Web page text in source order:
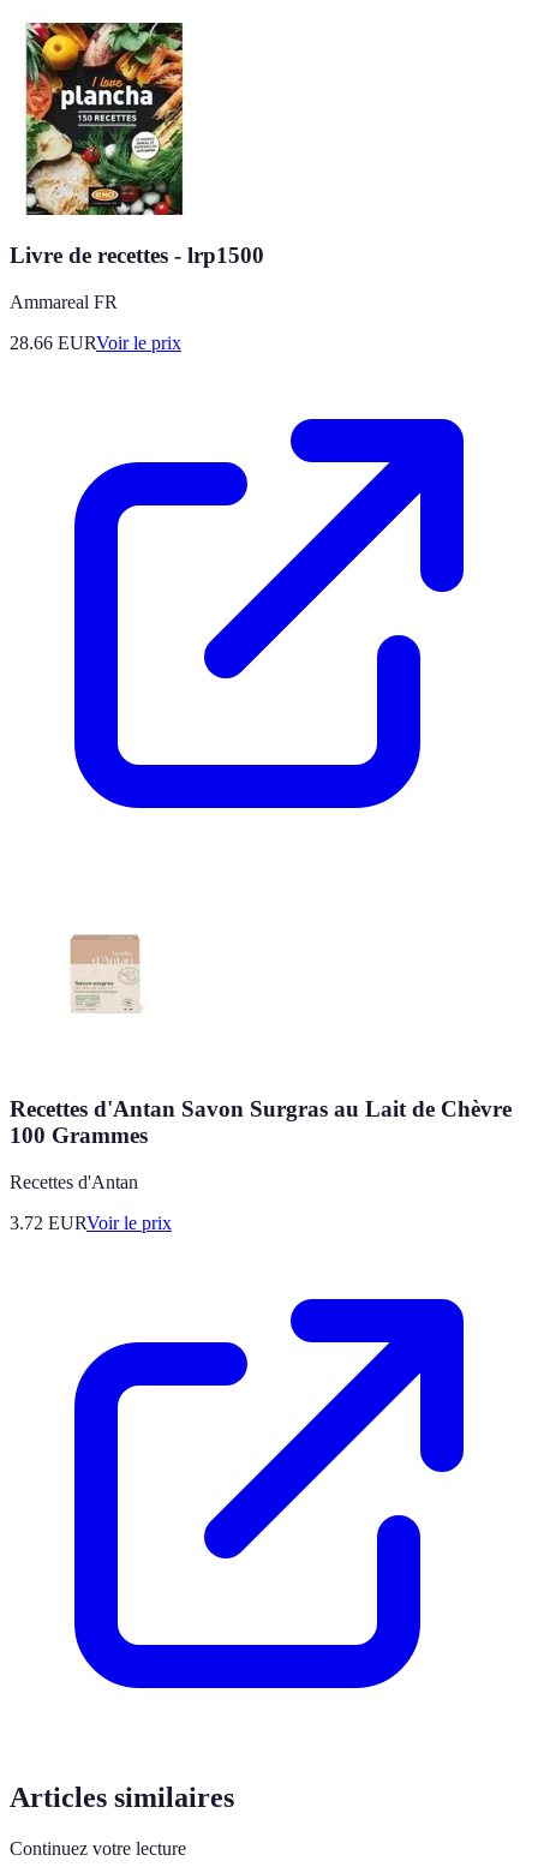
Livre de recettes - lrp1500
Ammareal FR
28.66 EURVoir le prix
Recettes d'Antan Savon Surgras au Lait de Chèvre
100 Grammes
Recettes d'Antan
3.72 EURVoir le prix
Articles similaires
Continuez votre lecture